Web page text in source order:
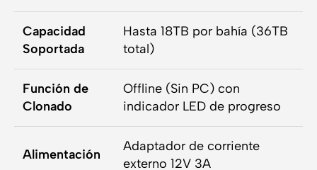
Capacidad
Soportada
Hasta 18TB por bahía (36TB
total)
Función de
Clonado
Offline (Sin PC) con
indicador LED de progreso
Alimentación
Adaptador de corriente
externo 12V 3A